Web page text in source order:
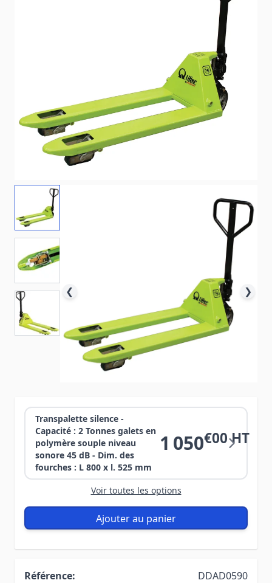
Transpalette silence -
Capacité : 2 Tonnes galets en
polymère souple niveau
sonore 45 dB - Dim. des
fourches : L 800 x l. 525 mm
1 050€00 HT
Voir toutes les options
Ajouter au panier
Référence: DDAD0590
❮ ❯